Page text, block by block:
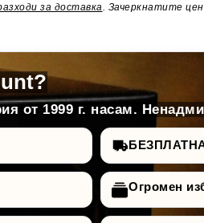
за доставка. Зачеркнатите
от 1999 г. насам.
Огромен